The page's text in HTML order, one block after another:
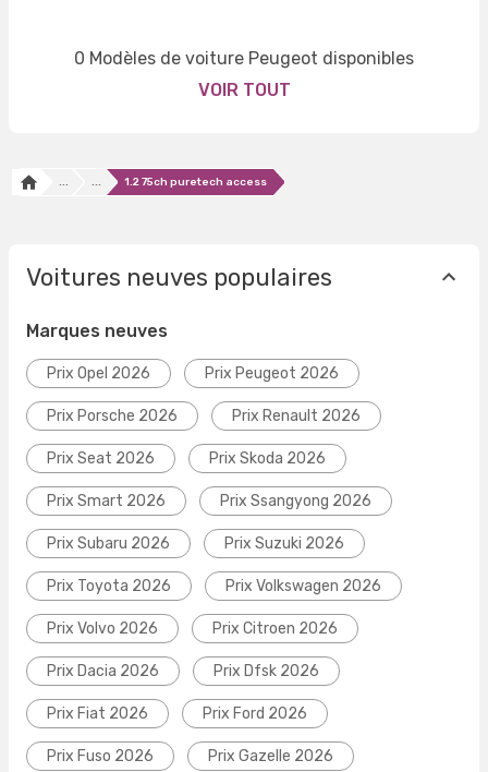
0 Modèles de voiture Peugeot disponibles
VOIR TOUT
... ... 1.2 75ch puretech access
Voitures neuves populaires
Marques neuves
Prix Opel 2026 Prix Peugeot 2026
Prix Porsche 2026 Prix Renault 2026
Prix Seat 2026 Prix Skoda 2026
Prix Smart 2026 Prix Ssangyong 2026
Prix Subaru 2026 Prix Suzuki 2026
Prix Toyota 2026 Prix Volkswagen 2026
Prix Volvo 2026 Prix Citroen 2026
Prix Dacia 2026 Prix Dfsk 2026
Prix Fiat 2026 Prix Ford 2026
Prix Fuso 2026 Prix Gazelle 2026